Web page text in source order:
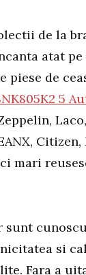
de la
atat pe
piese de
5
mari
si
Fara a